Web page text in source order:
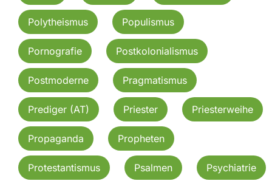
Polytheismus Populismus
Pornografie Postkolonialismus
Postmoderne Pragmatismus
Prediger (AT) Priester Priesterweihe
Propaganda Propheten
Protestantismus Psalmen Psychiatrie